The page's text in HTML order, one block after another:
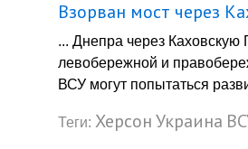
Взорван мост через
... Днепра через
левобережной и
ВСУ могут попытаться
Теги: ХерсонУкраина